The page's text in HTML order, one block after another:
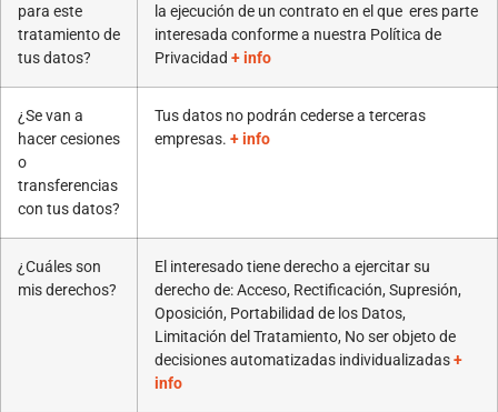
para este
tratamiento de
tus datos?
la ejecución de un contrato en el que eres parte
interesada conforme a nuestra Política de
Privacidad + info
¿Se van a
hacer cesiones
o
transferencias
con tus datos?
Tus datos no podrán cederse a terceras
empresas. + info
¿Cuáles son
mis derechos?
El interesado tiene derecho a ejercitar su
derecho de: Acceso, Rectificación, Supresión,
Oposición, Portabilidad de los Datos,
Limitación del Tratamiento, No ser objeto de
decisiones automatizadas individualizadas+
info